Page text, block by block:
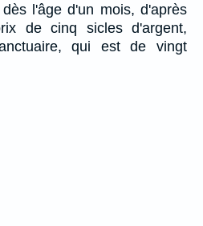
l'âge d'un mois, d'après
de cinq sicles d'argent,
qui est de vingt